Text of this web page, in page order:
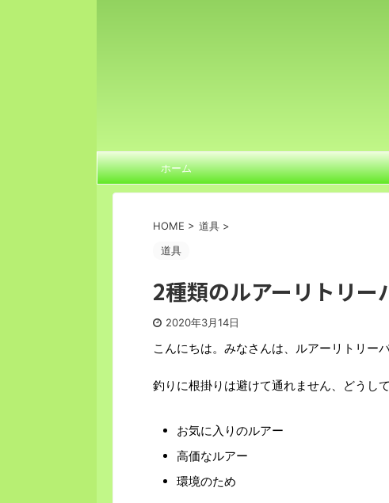
ホーム
HOME > 道具 >
道具
2種類のルアーリトリ
2020年3月14日
こんにちは。みなさんは、ルアーリトリー
釣りに根掛りは避けて通れません、どうし
お気に入りのルアー
高価なルアー
環境のため